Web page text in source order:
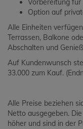
Vorbereitung für
Option auf
Alle Einheiten
Terrassen, Balkone
Abschalten und
Auf Kundenwunsch
33.000 zum Kauf.
Alle Preise beziehen
Netto ausgegeben.
höher und sind in der